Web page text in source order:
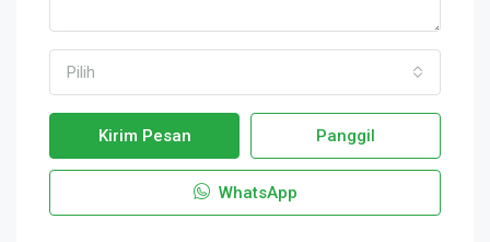
Pilih
Kirim Pesan Panggil
WhatsApp